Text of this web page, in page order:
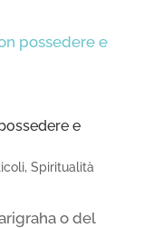
e
, Spiritualità
o del